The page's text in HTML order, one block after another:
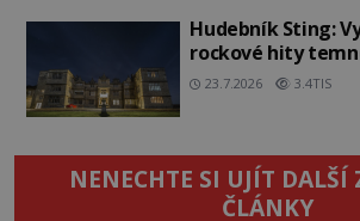
Hudebník Sting:
rockové hity
23.7.2026 3.4TIS
NENECHTE SI UJÍT DALŠÍ
ČLÁNKY